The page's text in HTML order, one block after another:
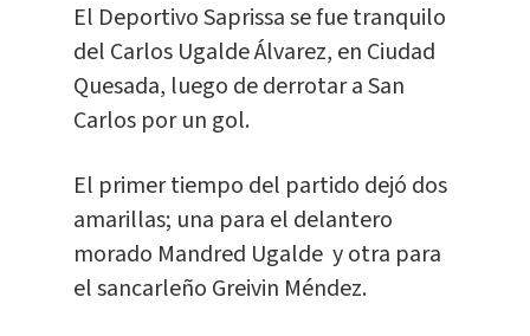
El Deportivo Saprissa se fue tranquilo
del Carlos Ugalde Álvarez, en Ciudad
Quesada, luego de derrotar a San
Carlos por un gol.
El primer tiempo del partido dejó dos
amarillas; una para el delantero
morado Mandred Ugalde y otra para
el sancarleño Greivin Méndez.